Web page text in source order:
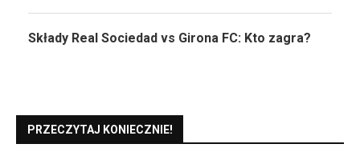
Składy Real Sociedad vs Girona FC: Kto zagra?
PRZECZYTAJ KONIECZNIE!